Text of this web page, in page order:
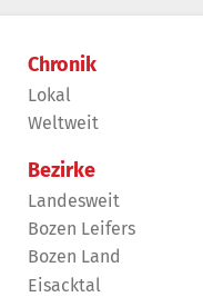
Chronik
Lokal
Weltweit
Bezirke
Landesweit
Bozen Leifers
Bozen Land
Eisacktal